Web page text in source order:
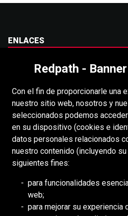
Redpath -
Con el fin de proporcionarle una
nuestro sitio web, nosotros y
seleccionados podemos
en su dispositivo (cookies e
datos personales relacionados
nuestro contenido (incluyendo
siguientes fines:
para funcionalidades
web;
para mejorar su experiencia
ENLACES
Derechos de autor
Acceso
Portal para proveedores
Política de cookies
DEILMANN
Consejo de Mongolia (BCM)